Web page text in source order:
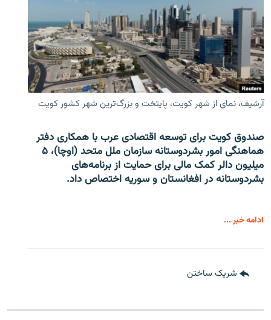
آرشیف، نمای از شهر کویت، پایتخت و بزرگ‌ترین شهر کشور کویت
صندوق کویت برای توسعه اقتصادی عرب با همکاری دفتر
هماهنگی امور بشردوستانه سازمان ملل متحد (اوچا)، ۵
میلیون دالر کمک مالی برای حمایت از برنامه‌های
بشردوستانه در افغانستان و سوریه اختصاص داد.
ادامه خبر ...
شریک ساختن